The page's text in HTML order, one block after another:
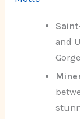
and